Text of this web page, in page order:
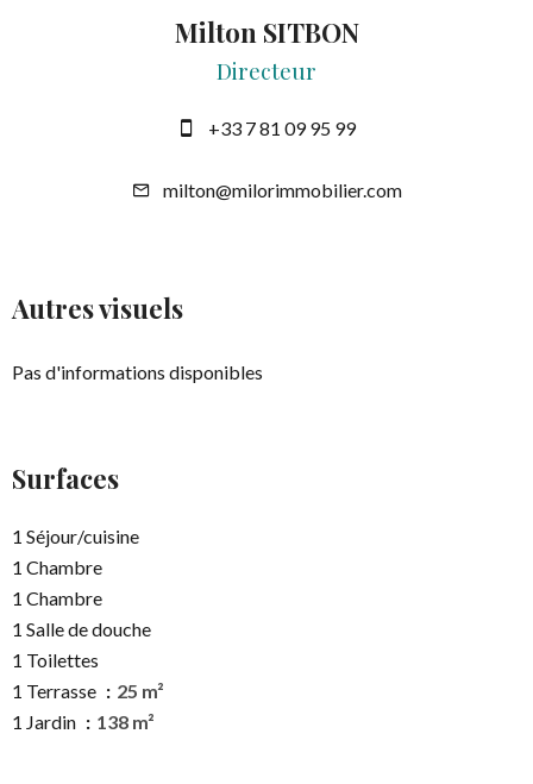
Milton SITBON
Directeur
+33 7 81 09 95 99
milton@milorimmobilier.com
Autres visuels
Pas d'informations disponibles
Surfaces
1 Séjour/cuisine
1 Chambre
1 Chambre
1 Salle de douche
1 Toilettes
1 Terrasse
25 m²
1 Jardin
138 m²